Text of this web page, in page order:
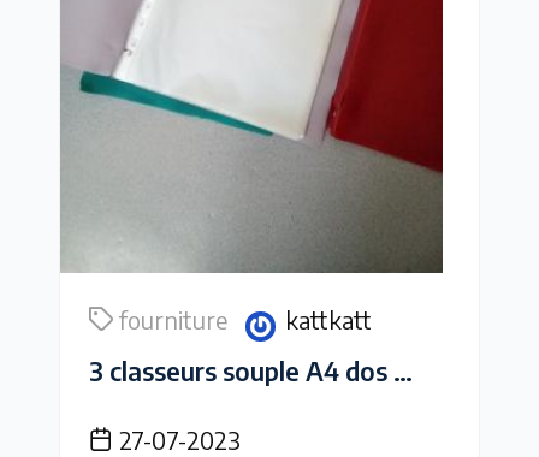
fourniture kattkatt
3 classeurs souple A4 dos de 2.5 cm
27-07-2023